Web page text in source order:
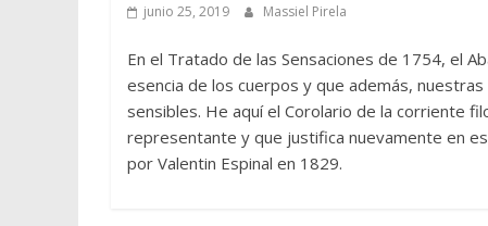
junio 25, 2019 Massiel Pirela
En el Tratado de las Sensaciones de 1754, el
esencia de los cuerpos y que además,
sensibles. He aquí el Corolario de la corriente
representante y que justifica nuevamente en
por Valentin Espinal en 1829.